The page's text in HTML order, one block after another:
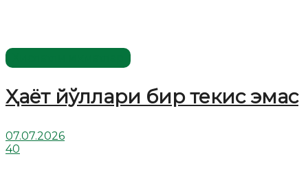
Ҳаёт йўллари бир текис эмас
07.07.2026
40